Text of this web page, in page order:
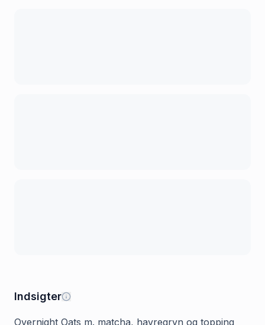
Indsigter
Overnight Oats m. matcha, havregryn og topping